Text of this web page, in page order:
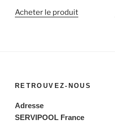
Acheter le produit
RETROUVEZ-NOUS
Adresse
SERVIPOOL France